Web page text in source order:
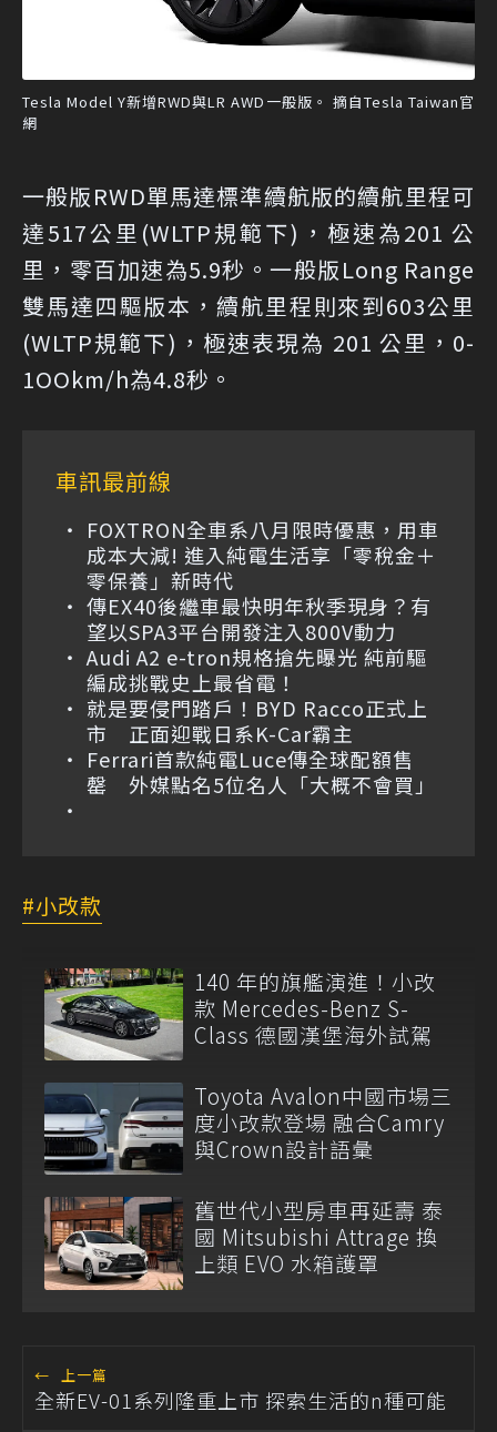
Tesla Model Y新增RWD與LR AWD一般版。 摘自Tesla Taiwan官
網
一般版RWD單馬達標準續航版的續航里程可
達517公里(WLTP規範下)，極速為201 公
里，零百加速為5.9秒。一般版Long Range
雙馬達四驅版本，續航里程則來到603公里
(WLTP規範下)，極速表現為 201 公里，0-
1OOkm/h為4.8秒。
車訊最前線
FOXTRON全車系八月限時優惠，用車
成本大減! 進入純電生活享「零稅金＋
零保養」新時代
傳EX40後繼車最快明年秋季現身？有
望以SPA3平台開發注入800V動力
Audi A2 e-tron規格搶先曝光 純前驅
編成挑戰史上最省電！
就是要侵門踏戶！BYD Racco正式上
市 正面迎戰日系K-Car霸主
Ferrari首款純電Luce傳全球配額售
罄 外媒點名5位名人「大概不會買」
小改款
140 年的旗艦演進！小改
款 Mercedes-Benz S-
Class 德國漢堡海外試駕
Toyota Avalon中國市場三
度小改款登場 融合Camry
與Crown設計語彙
舊世代小型房車再延壽 泰
國 Mitsubishi Attrage 換
上類 EVO 水箱護罩
← 上一篇
全新EV-01系列隆重上市 探索生活的n種可能